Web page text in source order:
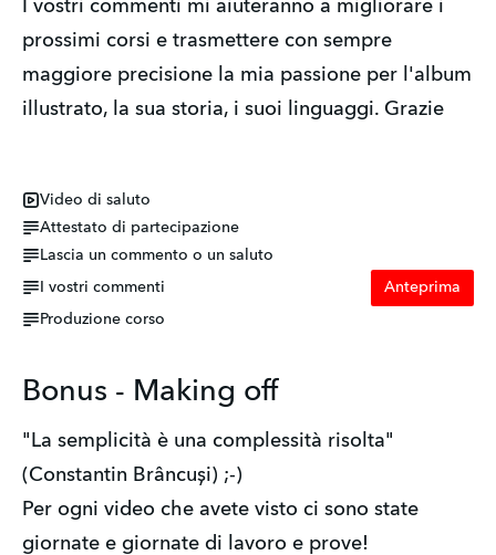
I vostri commenti mi aiuteranno a migliorare i
prossimi corsi e trasmettere con sempre
maggiore precisione la mia passione per l'album
illustrato, la sua storia, i suoi linguaggi. Grazie
Video di saluto
Attestato di partecipazione
Lascia un commento o un saluto
I vostri commenti Anteprima
Produzione corso
Bonus - Making off
"La semplicità è una complessità risolta"
(Constantin Brâncuși) ;-)
Per ogni video che avete visto ci sono state
giornate e giornate di lavoro e prove!